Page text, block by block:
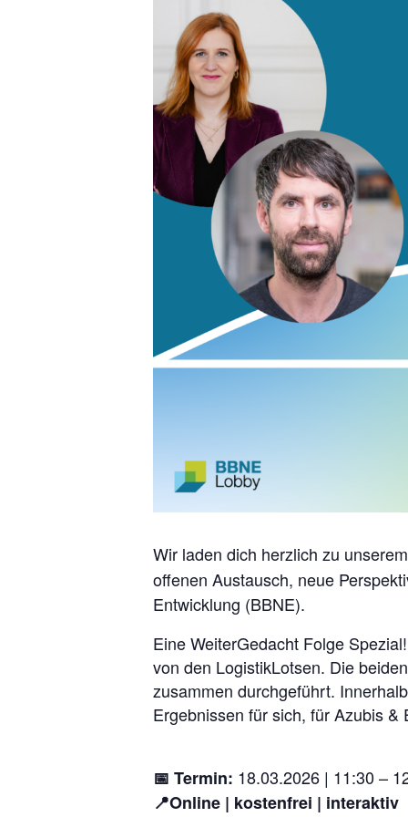
Wir laden dich herzlich zu
offenen Austausch, neue
Entwicklung (BBNE).
Eine WeiterGedacht Folge
von den LogistikLotsen. Die
zusammen durchgeführt.
Ergebnissen für sich, für Azubis
📅 Termin: 18.03.2026 | 11:30 –
📍Online | kostenfrei | interaktiv